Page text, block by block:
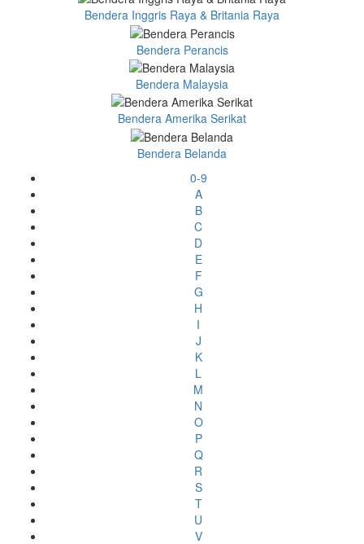
Bendera Inggris Raya & Britania Raya
Bendera Perancis
Bendera Malaysia
Bendera Amerika Serikat
Bendera Belanda
0-9
A
B
C
D
E
F
G
H
I
J
K
L
M
N
O
P
Q
R
S
T
U
V